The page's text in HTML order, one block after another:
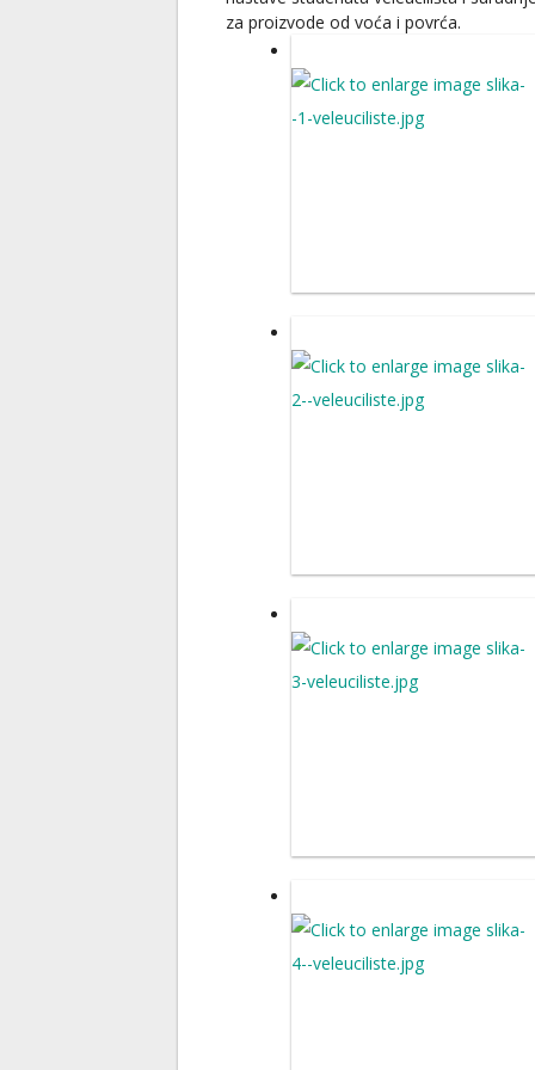
za proizvode od voća i povrća.